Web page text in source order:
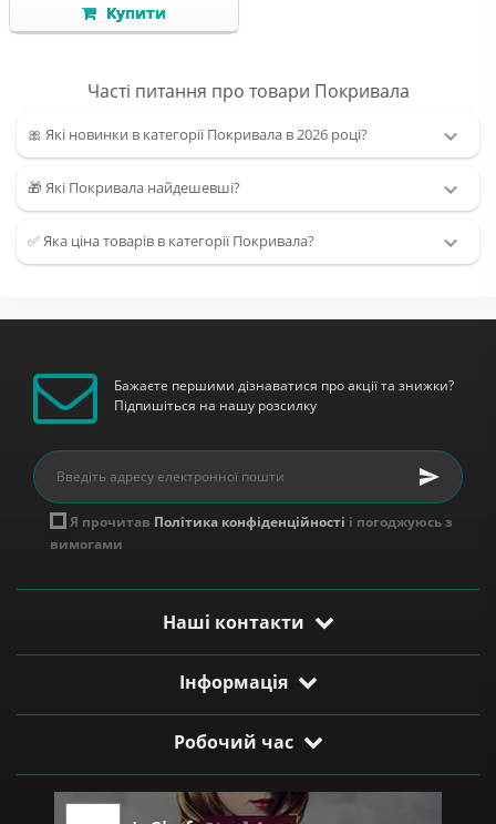
Купити
Часті питання про товари Покривала
🎀 Які новинки в категорії Покривала в 2026 році?
🎁 Які Покривала найдешевші?
✅ Яка ціна товарів в категорії Покривала?
Бажаєте першими дізнаватися про акції та знижки?
Підпишіться на нашу розсилку
Я прочитав Політика конфіденційності і погоджуюсь з
вимогами
Наші контакти
Інформація
Робочий час